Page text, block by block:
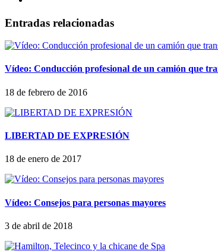
Entradas relacionadas
Vídeo: Conducción profesional de un camión que
18 de febrero de 2016
LIBERTAD DE EXPRESIÓN
18 de enero de 2017
Vídeo: Consejos para personas mayores
3 de abril de 2018